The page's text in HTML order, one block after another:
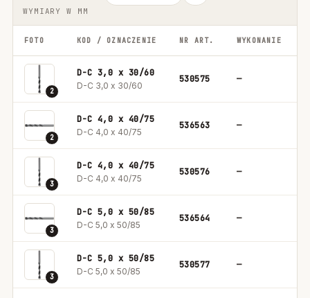
WYMIARY W MM
FOTO KOD / OZNACZENIE NR ART. WYKONANIE
2
D-C 3,0 x 30/60
D-C 3,0 x 30/60
530575 —
2
D-C 4,0 x 40/75
D-C 4,0 x 40/75
536563 —
3
D-C 4,0 x 40/75
D-C 4,0 x 40/75
530576 —
3
D-C 5,0 x 50/85
D-C 5,0 x 50/85
536564 —
3
D-C 5,0 x 50/85
D-C 5,0 x 50/85
530577 —